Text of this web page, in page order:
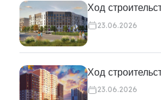
Ход
23.06.2026
Ход
23.06.2026